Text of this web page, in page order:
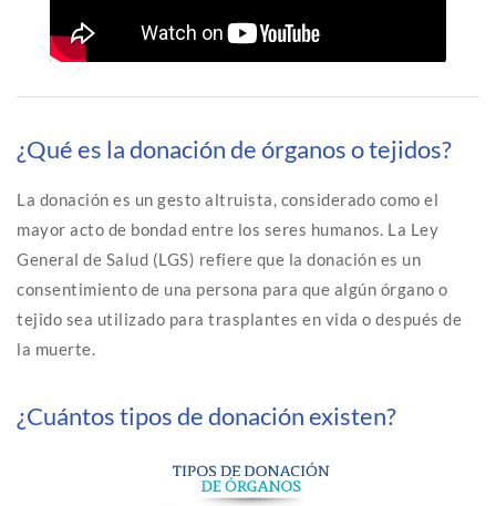
¿Qué es la donación de órganos o tejidos?
La donación es un gesto altruista, considerado como el
mayor acto de bondad entre los seres humanos. La Ley
General de Salud (LGS) refiere que la donación es un
consentimiento de una persona para que algún órgano o
tejido sea utilizado para trasplantes en vida o después de
la muerte.
¿Cuántos tipos de donación existen?